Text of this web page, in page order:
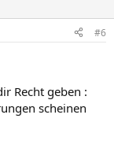
#6
Recht geben :
scheinen